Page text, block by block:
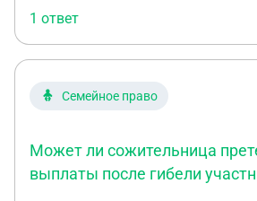
переточил ее!теперь мне больно
зубом
1 ответ
Семейное право
Может ли сожительница
выплаты после гибели